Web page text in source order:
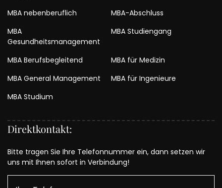
MBA nebenberuflich
MBA-Abschluss
MBA
Gesundheitsmanagement
MBA Studiengang
MBA Berufsbegleitend
MBA für Medizin
MBA General Management
MBA für Ingenieure
MBA Studium
Direktkontakt:
Bitte tragen Sie Ihre Telefonnummer ein, dann setzen wir
uns mit Ihnen sofort in Verbindung!